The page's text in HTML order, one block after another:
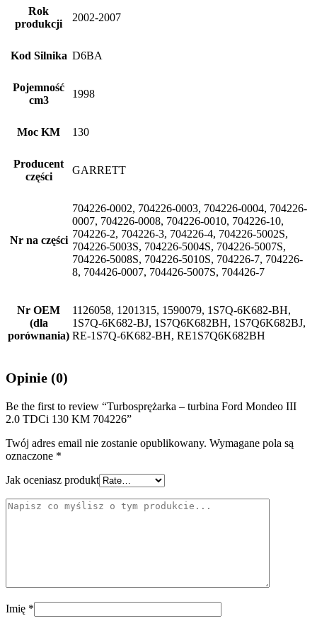
Rok
produkcji
2002-2007
Kod Silnika D6BA
Pojemność
cm3
1998
Moc KM 130
Producent
części
GARRETT
Nr na części
704226-0002, 704226-0003, 704226-0004, 704226-
0007, 704226-0008, 704226-0010, 704226-10,
704226-2, 704226-3, 704226-4, 704226-5002S,
704226-5003S, 704226-5004S, 704226-5007S,
704226-5008S, 704226-5010S, 704226-7, 704226-
8, 704426-0007, 704426-5007S, 704426-7
Nr OEM
(dla
porównania)
1126058, 1201315, 1590079, 1S7Q-6K682-BH,
1S7Q-6K682-BJ, 1S7Q6K682BH, 1S7Q6K682BJ,
RE-1S7Q-6K682-BH, RE1S7Q6K682BH
Opinie (0)
Be the first to review “Turbosprężarka – turbina Ford Mondeo III
2.0 TDCi 130 KM 704226”
Twój adres email nie zostanie opublikowany. Wymagane pola są
oznaczone *
Jak oceniasz produkt
Imię *